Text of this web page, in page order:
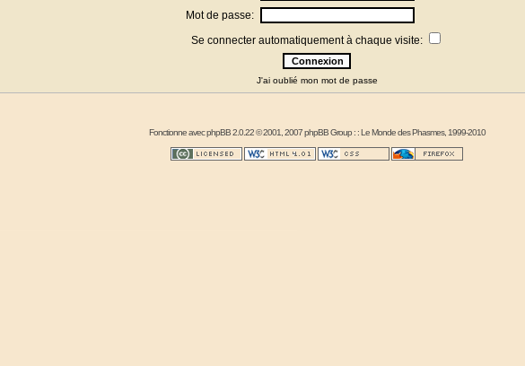
Mot de passe:
Se connecter automatiquement à chaque visite:
J'ai oublié mon mot de passe
Fonctionne avecphpBB2.0.22 © 2001, 2007 phpBB Group : :Le Monde des Phasmes, 1999-2010